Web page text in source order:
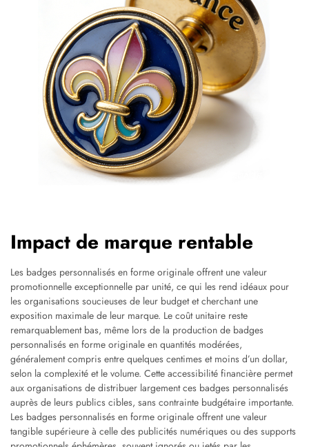
Impact de marque rentable
Les badges personnalisés en forme originale offrent une valeur
promotionnelle exceptionnelle par unité, ce qui les rend idéaux pour
les organisations soucieuses de leur budget et cherchant une
exposition maximale de leur marque. Le coût unitaire reste
remarquablement bas, même lors de la production de badges
personnalisés en forme originale en quantités modérées,
généralement compris entre quelques centimes et moins d’un dollar,
selon la complexité et le volume. Cette accessibilité financière permet
aux organisations de distribuer largement ces badges personnalisés
auprès de leurs publics cibles, sans contrainte budgétaire importante.
Les badges personnalisés en forme originale offrent une valeur
tangible supérieure à celle des publicités numériques ou des supports